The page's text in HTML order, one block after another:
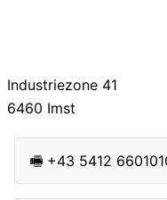
Industriezone 41
6460 Imst
🖷 +43 5412